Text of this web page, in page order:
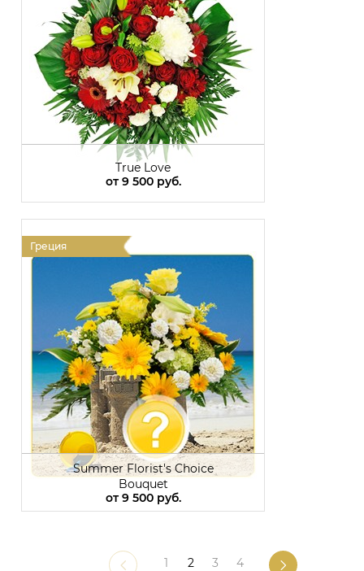
True Love
от9 500 руб.
Греция
Summer Florist's Choice
Bouquet
от9 500 руб.
1 2 3 4